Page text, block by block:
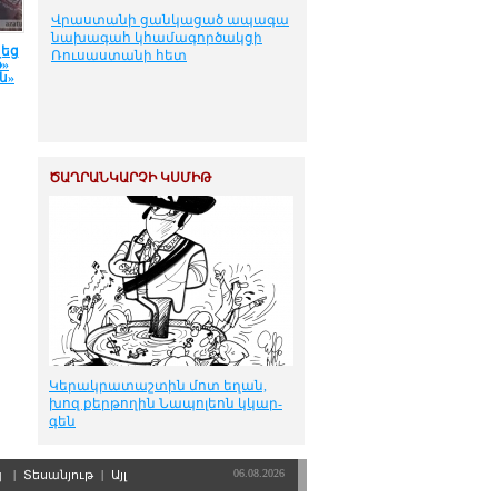
Վրաստանի ցանկացած ապագա
նախագահ կհամագործակցի
Ռուսաստանի հետ
ԾԱՂՐԱՆԿԱՐՉԻ ԿՍՄԻԹ
Կե­րակ­րա­տաշ­տին մոտ ե­ղան,
խոզ քեր­թո­ղին Նա­պո­լեոն կկար­
գեն
| Տեսանյութ | Այլ 06.08.2026